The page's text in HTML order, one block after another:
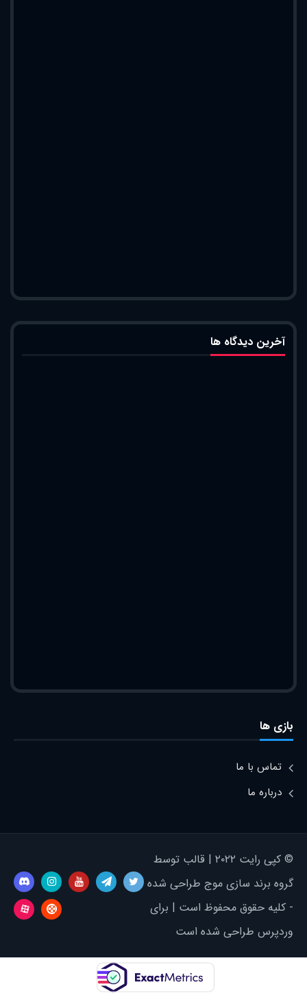
آخرین دیدگاه ها
بازی ها
تماس با ما
درباره ما
© کپی رایت ۲۰۲۲ | قالب توسط
گروه برند سازی موج طراحی شده
- کلیه حقوق محفوظ است | برای
وردپرس طراحی شده است